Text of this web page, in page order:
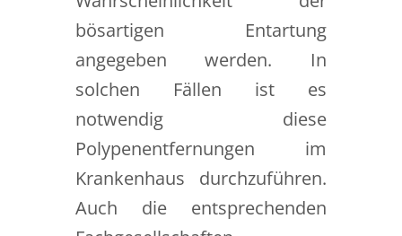
bösartigen Entartung
angegeben werden. In
solchen Fällen ist es
notwendig diese
Polypenentfernungen im
Krankenhaus durchzuführen.
Auch die entsprechenden